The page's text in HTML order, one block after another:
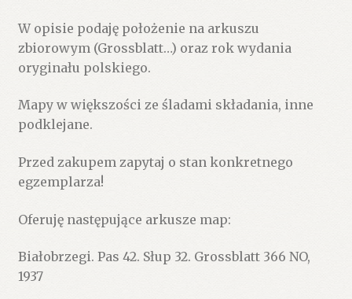
W opisie podaję położenie na arkuszu
zbiorowym (Grossblatt…) oraz rok wydania
oryginału polskiego.
Mapy w większości ze śladami składania, inne
podklejane.
Przed zakupem zapytaj o stan konkretnego
egzemplarza!
Oferuję następujące arkusze map:
Białobrzegi. Pas 42. Słup 32. Grossblatt 366 NO,
1937